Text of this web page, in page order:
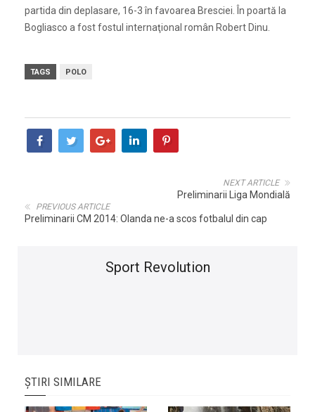
partida din deplasare, 16-3 în favoarea Bresciei. În poartă la
Bogliasco a fost fostul internaţional român Robert Dinu.
TAGS POLO
NEXT ARTICLE
Preliminarii Liga Mondială
PREVIOUS ARTICLE
Preliminarii CM 2014: Olanda ne-a scos fotbalul din cap
Sport Revolution
ȘTIRI SIMILARE